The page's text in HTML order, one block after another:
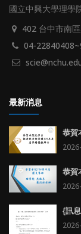
國立中興大學理學
402 台中市南
04-
最新消息
恭賀
恭賀
{訊